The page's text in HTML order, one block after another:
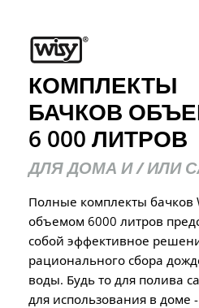
КОМПЛЕКТЫ
БАЧКОВ
6 000 ЛИТРОВ
ДЛЯ ДОМА И / ИЛИ
Полные комплекты бачков
объемом 6000 литров
собой эффективное
рационального сбора
воды. Будь то для полива
для использования в доме